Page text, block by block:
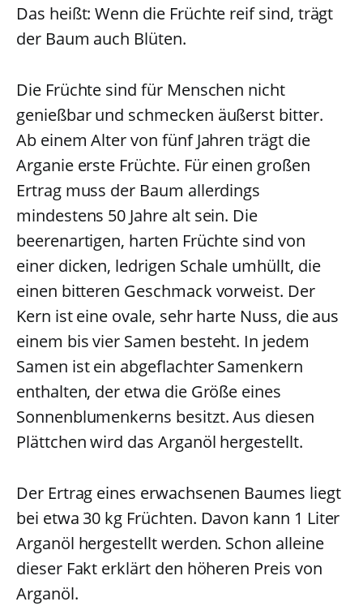
Das heißt: Wenn die Früchte reif sind, trägt
der Baum auch Blüten.
Die Früchte sind für Menschen nicht
genießbar und schmecken äußerst bitter.
Ab einem Alter von fünf Jahren trägt die
Arganie erste Früchte. Für einen großen
Ertrag muss der Baum allerdings
mindestens 50 Jahre alt sein. Die
beerenartigen, harten Früchte sind von
einer dicken, ledrigen Schale umhüllt, die
einen bitteren Geschmack vorweist. Der
Kern ist eine ovale, sehr harte Nuss, die aus
einem bis vier Samen besteht. In jedem
Samen ist ein abgeflachter Samenkern
enthalten, der etwa die Größe eines
Sonnenblumenkerns besitzt. Aus diesen
Plättchen wird das Arganöl hergestellt.
Der Ertrag eines erwachsenen Baumes liegt
bei etwa 30 kg Früchten. Davon kann 1 Liter
Arganöl hergestellt werden. Schon alleine
dieser Fakt erklärt den höheren Preis von
Arganöl.